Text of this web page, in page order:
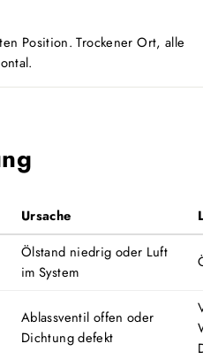
Position. Trockener Ort, alle
Ursache
Ölstand niedrig oder Luft
im System
Öl
Ablassventil offen oder
Dichtung defekt